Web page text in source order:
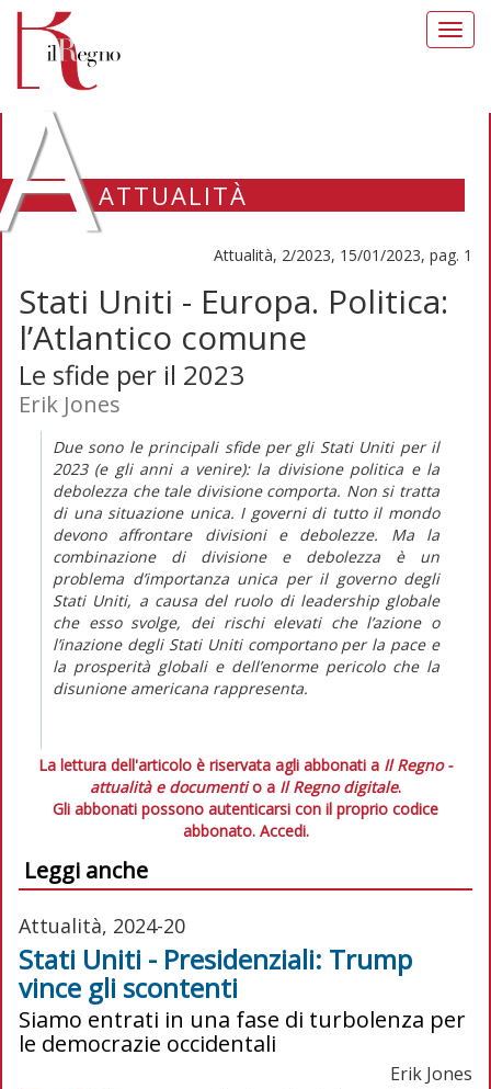
ATTUALITÀ
Attualità, 2/2023, 15/01/2023, pag. 1
Stati Uniti - Europa. Politica:
l’Atlantico comune
Le sfide per il 2023
Erik Jones
Due sono le principali sfide per gli Stati Uniti per il
2023 (e gli anni a venire): la divisione politica e la
debolezza che tale divisione comporta. Non si tratta
di una situazione unica. I governi di tutto il mondo
devono affrontare divisioni e debolezze. Ma la
combinazione di divisione e debolezza è un
problema d’importanza unica per il governo degli
Stati Uniti, a causa del ruolo di leadershipglobale
che esso svolge, dei rischi elevati che l’azione o
l’inazione degli Stati Uniti comportano per la pace e
la prosperità globali e dell’enorme pericolo che la
disunione americana rappresenta.
La lettura dell'articolo è riservata agli abbonati a Il Regno -
attualità e documentio a Il Regno digitale.
Gli abbonati possono autenticarsi con il proprio codice
abbonato. Accedi.
Leggi anche
Attualità, 2024-20
Stati Uniti - Presidenziali: Trump
vince gli scontenti
Siamo entrati in una fase di turbolenza per
le democrazie occidentali
Erik Jones